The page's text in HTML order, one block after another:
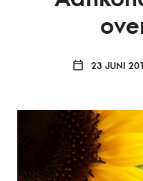
23 JUNI